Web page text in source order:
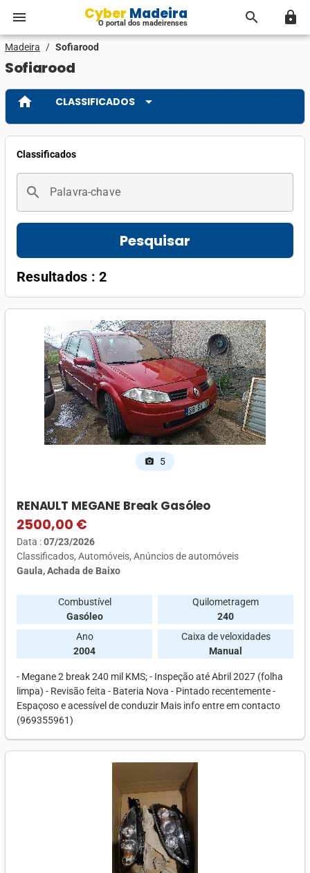
menu Cyber Madeira
O portal dos madeirenses search lock
Madeira / Sofiarood
Sofiarood
home CLASSIFICADOS arrow_drop_down
Classificados
search Palavra-chave
Pesquisar
Resultados : 2
photo_camera 5
RENAULT MEGANE Break Gasóleo
2500,00 €
Data :07/23/2026
Classificados Automóveis Anúncios de automóveis
Gaula, Achada de Baixo
Combustível
Gasóleo
Quilometragem
240
Ano
2004
Caixa de veloxidades
Manual
- Megane 2 break 240 mil KMS; - Inspeção até Abril 2027 (folha
limpa) - Revisão feita - Bateria Nova - Pintado recentemente -
Espaçoso e acessível de conduzir Mais info entre em contacto
(969355961)